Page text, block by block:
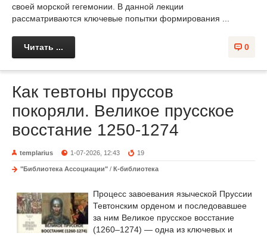
своей морской гегемонии. В данной лекции
рассматриваются ключевые попытки формирования ...
0
Читать ...
Как тевтоны пруссов
покоряли. Великое прусское
восстание 1250-1274
templarius 1-07-2026, 12:43 19
"Библиотека Ассоциации" / К-библиотека
Процесс завоевания языческой Пруссии
Тевтонским орденом и последовавшее
за ним Великое прусское восстание
(1260–1274) — одна из ключевых и